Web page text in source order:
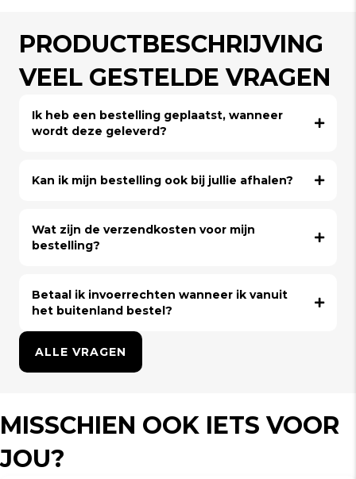
PRODUCTBESCHRIJVING
VEEL GESTELDE VRAGEN
Ik heb een bestelling geplaatst, wanneer
wordt deze geleverd?
Kan ik mijn bestelling ook bij jullie afhalen?
Wat zijn de verzendkosten voor mijn
bestelling?
Betaal ik invoerrechten wanneer ik vanuit
het buitenland bestel?
ALLE VRAGEN
MISSCHIEN OOK IETS VOOR
JOU?